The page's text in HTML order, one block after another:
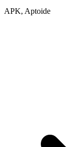
APK, Aptoide